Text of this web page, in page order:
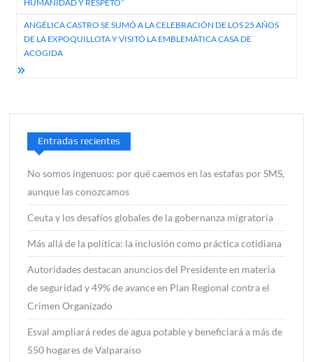
entradas
HUMANIDAD Y RESPETO”
ANGÉLICA CASTRO SE SUMÓ A LA CELEBRACIÓN DE LOS 25 AÑOS
DE LA EXPOQUILLOTA Y VISITÓ LA EMBLEMÁTICA CASA DE
ACOGIDA
Entradas recientes
No somos ingenuos: por qué caemos en las estafas por SMS,
aunque las conozcamos
Ceuta y los desafíos globales de la gobernanza migratoria
Más allá de la política: la inclusión como práctica cotidiana
Autoridades destacan anuncios del Presidente en materia
de seguridad y 49% de avance en Plan Regional contra el
Crimen Organizado
Esval ampliará redes de agua potable y beneficiará a más de
550 hogares de Valparaíso